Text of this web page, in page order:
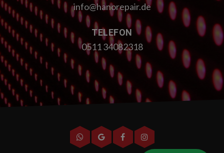
info@hanorepair.de
TELEFON
0511 34082318